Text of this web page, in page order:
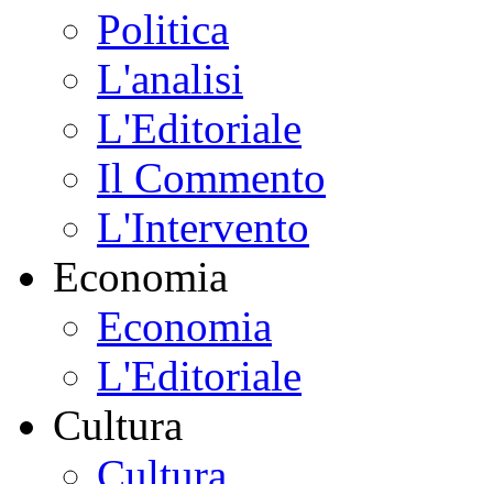
Politica
L'analisi
L'Editoriale
Il Commento
L'Intervento
Economia
Economia
L'Editoriale
Cultura
Cultura